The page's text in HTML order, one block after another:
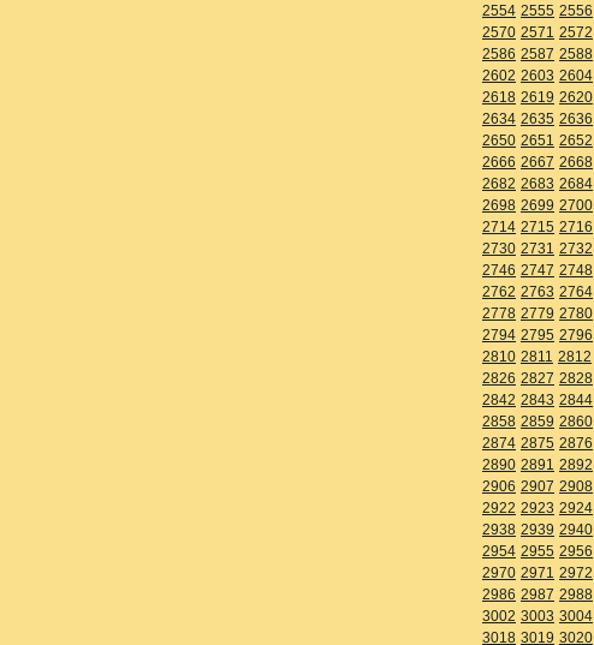
2554 2555 2556
2570 2571 2572
2586 2587 2588
2602 2603 2604
2618 2619 2620
2634 2635 2636
2650 2651 2652
2666 2667 2668
2682 2683 2684
2698 2699 2700
2714 2715 2716
2730 2731 2732
2746 2747 2748
2762 2763 2764
2778 2779 2780
2794 2795 2796
2810 2811 2812
2826 2827 2828
2842 2843 2844
2858 2859 2860
2874 2875 2876
2890 2891 2892
2906 2907 2908
2922 2923 2924
2938 2939 2940
2954 2955 2956
2970 2971 2972
2986 2987 2988
3002 3003 3004
3018 3019 3020